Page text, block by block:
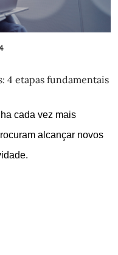
4 etapas fundamentais
cada vez mais
alcançar novos